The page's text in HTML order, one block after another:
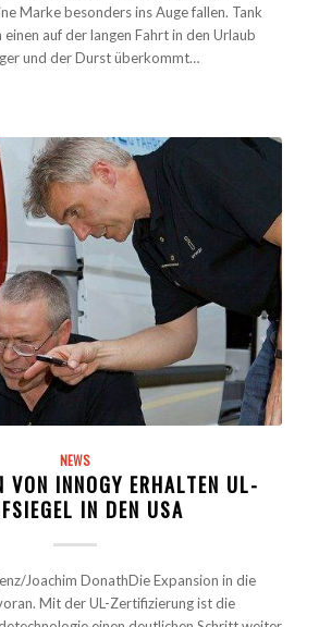
Marke besonders ins Auge fallen. Tank
auf der langen Fahrt in den Urlaub
und der Durst überkommt…
NEWS
VON INNOGY ERHALTEN UL-
IN DEN USA
Joachim DonathDie Expansion in die
Mit der UL-Zertifizierung ist die